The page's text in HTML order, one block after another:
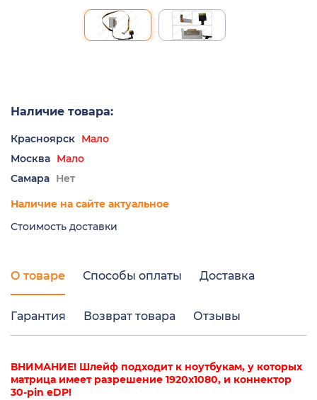
Наличие товара:
Красноярск Мало
Москва Мало
Самара Нет
Наличие на сайте актуальное
Стоимость доставки
О товаре Способы оплаты Доставка
Гарантия Возврат товара Отзывы
ВНИМАНИЕ! Шлейф подходит к ноутбукам, у которых
матрица имеет разрешение 1920x1080, и коннектор
30-pin eDP!